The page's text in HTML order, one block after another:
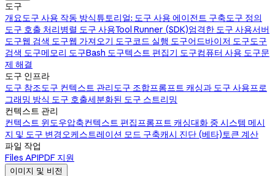
도구
개요도구 사용 작동 방식튜토리얼: 도구 사용 에이전트 구축도구 정의
도구 호출 처리병렬 도구 사용Tool Runner (SDK)엄격한 도구 사용서버
도구웹 검색 도구웹 가져오기 도구코드 실행 도구어드바이저 도구도구
검색 도구메모리 도구Bash 도구텍스트 편집기 도구컴퓨터 사용 도구문
제 해결
도구 인프라
도구 참조도구 컨텍스트 관리도구 조합프롬프트 캐싱과 도구 사용프로
그래밍 방식 도구 호출세분화된 도구 스트리밍
컨텍스트 관리
컨텍스트 윈도우압축컨텍스트 편집프롬프트 캐싱대화 중 시스템 메시
지 및 도구 변경오케스트레이션 모드 구축캐시 진단 (베타)토큰 계산
파일 작업
Files APIPDF 지원
이미지 및 비전